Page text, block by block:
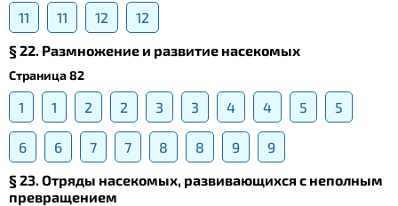
11 11 12
12
§ 22. Размножение и развитие насекомых
Страница 82
1 1 2 2 3 3 4 4 5 5
6 6 7 7 8 8 9
9
§ 23. Отряды насекомых, развивающихся с неполным
превращением